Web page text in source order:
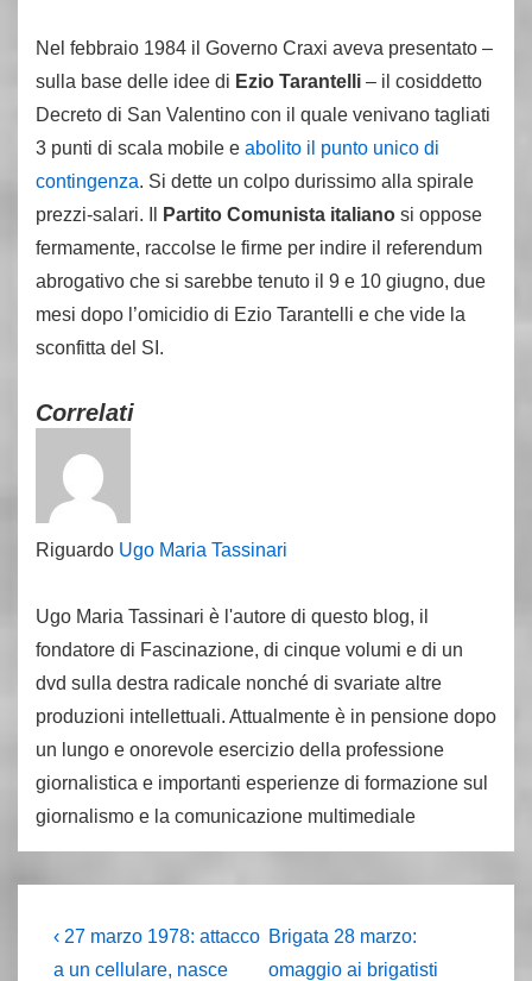
Nel febbraio 1984 il Governo Craxi aveva presentato –
sulla base delle idee di Ezio Tarantelli – il cosiddetto
Decreto di San Valentino con il quale venivano tagliati
3 punti di scala mobile e abolito il punto unico di
contingenza. Si dette un colpo durissimo alla spirale
prezzi-salari. Il
Partito Comunista italiano si oppose
fermamente, raccolse le firme per indire il referendum
abrogativo che si sarebbe tenuto il 9 e 10 giugno, due
mesi dopo l’omicidio di Ezio Tarantelli e che vide la
sconfitta del SI.
Correlati
Riguardo Ugo Maria Tassinari
Ugo Maria Tassinari è l'autore di questo blog, il
fondatore di Fascinazione, di cinque volumi e di un
dvd sulla destra radicale nonché di svariate altre
produzioni intellettuali. Attualmente è in pensione dopo
un lungo e onorevole esercizio della professione
giornalistica e importanti esperienze di formazione sul
giornalismo e la comunicazione multimediale
Navigazione
L'articolo
precedente
‹ 27 marzo 1978: attacco
a un cellulare, nasce
Il
prossimo
Brigata 28 marzo:
omaggio ai brigatisti